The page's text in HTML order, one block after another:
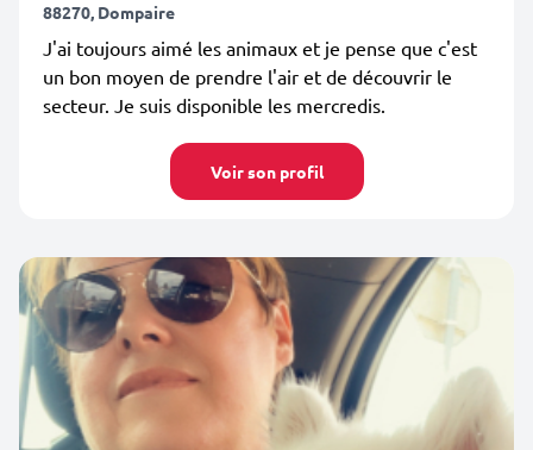
88270, Dompaire
J'ai toujours aimé les animaux et je pense que c'est
un bon moyen de prendre l'air et de découvrir le
secteur. Je suis disponible les mercredis.
Voir son profil